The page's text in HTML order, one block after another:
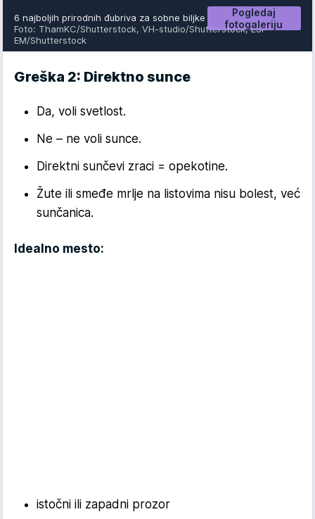
Pogledaj
fotogaleriju
6 najboljih prirodnih đubriva za sobne biljke
Foto: ThamKC/Shutterstock, VH-studio/Shutterstock, LSP
EM/Shutterstock
Greška 2: Direktno sunce
Da, voli svetlost.
Ne – ne voli sunce.
Direktni sunčevi zraci = opekotine.
Žute ili smeđe mrlje na listovima nisu bolest, već
sunčanica.
Idealno mesto:
istočni ili zapadni prozor